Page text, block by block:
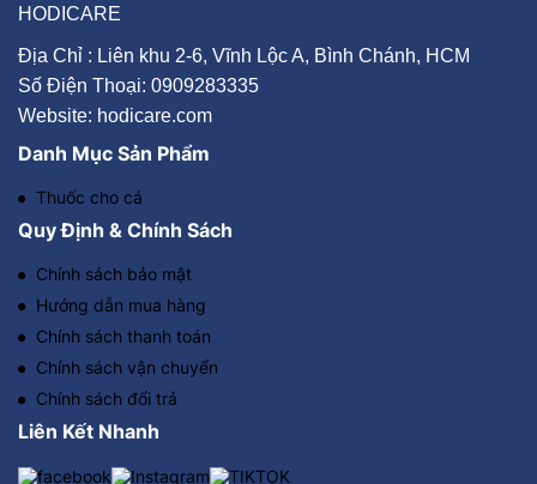
HODICARE
Địa Chỉ : Liên khu 2-6, Vĩnh Lộc A, Bình Chánh, HCM
Số Điện Thoại: 0909283335
Website: hodicare.com
Danh Mục Sản Phẩm
Thuốc cho cá
Quy Định & Chính Sách
Chính sách bảo mật
Hướng dẫn mua hàng
Chính sách thanh toán
Chính sách vận chuyển
Chính sách đổi trả
Liên Kết Nhanh